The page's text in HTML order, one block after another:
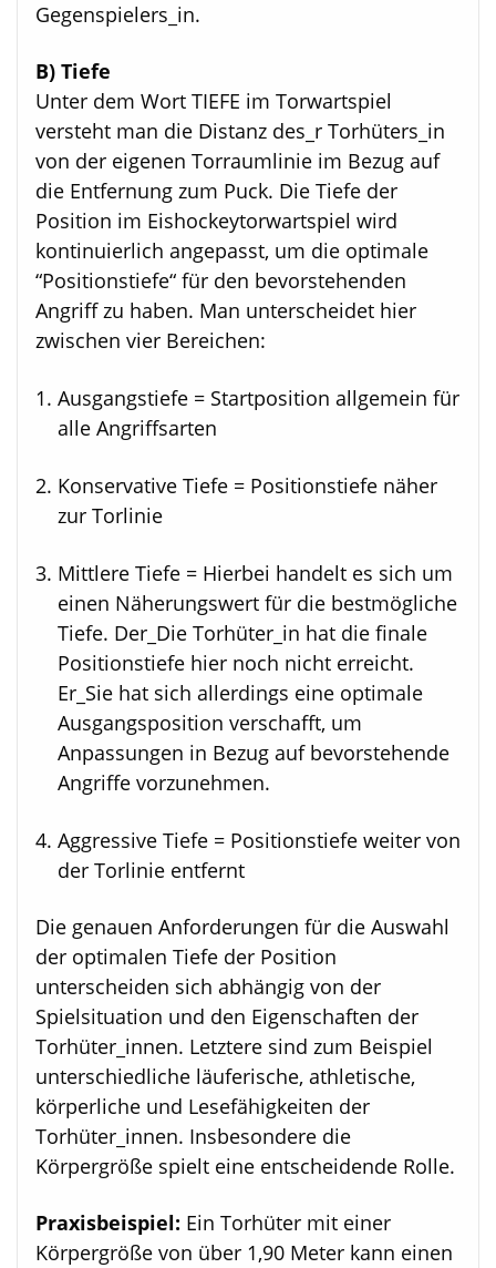
Gegenspielers_in.
B) Tiefe
Unter dem Wort TIEFE im Torwartspiel
versteht man die Distanz des_r Torhüters_in
von der eigenen Torraumlinie im Bezug auf
die Entfernung zum Puck. Die Tiefe der
Position im Eishockeytorwartspiel wird
kontinuierlich angepasst, um die optimale
“Positionstiefe“ für den bevorstehenden
Angriff zu haben. Man unterscheidet hier
zwischen vier Bereichen:
Ausgangstiefe = Startposition allgemein für
alle Angriffsarten
Konservative Tiefe = Positionstiefe näher
zur Torlinie
Mittlere Tiefe = Hierbei handelt es sich um
einen Näherungswert für die bestmögliche
Tiefe. Der_Die Torhüter_in hat die finale
Positionstiefe hier noch nicht erreicht.
Er_Sie hat sich allerdings eine optimale
Ausgangsposition verschafft, um
Anpassungen in Bezug auf bevorstehende
Angriffe vorzunehmen.
Aggressive Tiefe = Positionstiefe weiter von
der Torlinie entfernt
Die genauen Anforderungen für die Auswahl
der optimalen Tiefe der Position
unterscheiden sich abhängig von der
Spielsituation und den Eigenschaften der
Torhüter_innen. Letztere sind zum Beispiel
unterschiedliche läuferische, athletische,
körperliche und Lesefähigkeiten der
Torhüter_innen. Insbesondere die
Körpergröße spielt eine entscheidende Rolle.
Praxisbeispiel: Ein Torhüter mit einer
Körpergröße von über 1,90 Meter kann einen